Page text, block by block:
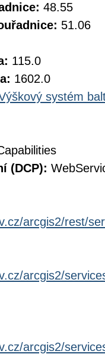
48.55
51.06
115.0
1602.0
systém
(DCP):
arcgis2/rest/
arcgis2/
arcgis2/